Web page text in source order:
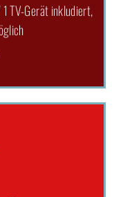
TV-Gerät inkludiert,